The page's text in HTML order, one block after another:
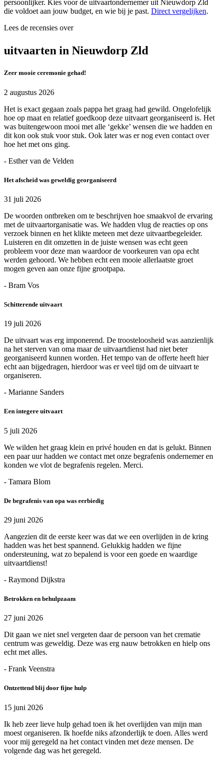
persoonlijker. Kies voor de uitvaartondernemer uit Nieuwdorp Zld
die voldoet aan jouw budget, en wie bij je past. Direct vergelijken.
Lees de recensies over
uitvaarten in Nieuwdorp Zld
Zeer mooie ceremonie gehad!
2 augustus 2026
Het is exact gegaan zoals pappa het graag had gewild. Ongelofelijk
hoe op maat en relatief goedkoop deze uitvaart georganiseerd is. Het
was buitengewoon mooi met alle ‘gekke’ wensen die we hadden en
dit kon ook stuk voor stuk. Ook later was er nog even contact over
hoe het met ons ging.
- Esther van de Velden
Het afscheid was geweldig georganiseerd
31 juli 2026
De woorden ontbreken om te beschrijven hoe smaakvol de ervaring
met de uitvaartorganisatie was. We hadden vlug de reacties op ons
verzoek binnen en het klikte meteen met deze uitvaartbegeleider.
Luisteren en dit omzetten in de juiste wensen was echt geen
probleem voor deze man waardoor de voorkeuren van opa echt
werden gehoord. We hebben echt een mooie allerlaatste groet
mogen geven aan onze fijne grootpapa.
- Bram Vos
Schitterende uitvaart
19 juli 2026
De uitvaart was erg imponerend. De troosteloosheid was aanzienlijk
na het sterven van oma maar de uitvaartdienst had niet beter
georganiseerd kunnen worden. Het tempo van de offerte heeft hier
echt aan bijgedragen, hierdoor was er veel tijd om de uitvaart te
organiseren.
- Marianne Sanders
Een integere uitvaart
5 juli 2026
We wilden het graag klein en privé houden en dat is gelukt. Binnen
een paar uur hadden we contact met onze begrafenis ondernemer en
konden we vlot de begrafenis regelen. Merci.
- Tamara Blom
De begrafenis van opa was eerbiedig
29 juni 2026
Aangezien dit de eerste keer was dat we een overlijden in de kring
hadden was het best spannend. Gelukkig hadden we fijne
ondersteuning, wat zo bepalend is voor een goede en waardige
uitvaartdienst!
- Raymond Dijkstra
Betrokken en behulpzaam
27 juni 2026
Dit gaan we niet snel vergeten daar de persoon van het crematie
centrum was geweldig. Deze was erg nauw betrokken en hielp ons
echt met alles.
- Frank Veenstra
Ontzettend blij door fijne hulp
15 juni 2026
Ik heb zeer lieve hulp gehad toen ik het overlijden van mijn man
moest organiseren. Ik hoefde niks afzonderlijk te doen. Alles werd
voor mij geregeld na het contact vinden met deze mensen. De
volgende dag was het geregeld.